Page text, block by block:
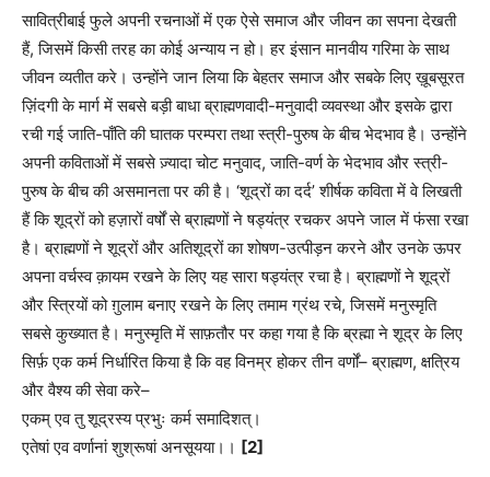
सावित्रीबाई फुले अपनी रचनाओं में एक ऐसे समाज और जीवन का सपना देखती
हैं, जिसमें किसी तरह का कोई अन्याय न हो। हर इंसान मानवीय गरिमा के साथ
जीवन व्यतीत करे। उन्होंने जान लिया कि बेहतर समाज और सबके लिए ख़ूबसूरत
ज़िंदगी के मार्ग में सबसे बड़ी बाधा ब्राह्मणवादी-मनुवादी व्यवस्था और इसके द्वारा
रची गई जाति-पाँति की घातक परम्परा तथा स्त्री-पुरुष के बीच भेदभाव है। उन्होंने
अपनी कविताओं में सबसे ज़्यादा चोट मनुवाद, जाति-वर्ण के भेदभाव और स्त्री-
पुरुष के बीच की असमानता पर की है। ‘शूद्रों का दर्द’ शीर्षक कविता में वे लिखती
हैं कि शूद्रों को हज़ारों वर्षों से ब्राह्मणों ने षड्यंत्र रचकर अपने जाल में फंसा रखा
है। ब्राह्मणों ने शूद्रों और अतिशूद्रों का शोषण-उत्पीड़न करने और उनके ऊपर
अपना वर्चस्व क़ायम रखने के लिए यह सारा षड्यंत्र रचा है। ब्राह्मणों ने शूद्रों
और स्त्रियों को ग़ुलाम बनाए रखने के लिए तमाम ग्रंथ रचे, जिसमें मनुस्मृति
सबसे कुख्यात है। मनुस्मृति में साफ़तौर पर कहा गया है कि ब्रह्मा ने शूद्र के लिए
सिर्फ़ एक कर्म निर्धारित किया है कि वह विनम्र होकर तीन वर्णों– ब्राह्मण, क्षत्रिय
और वैश्य की सेवा करे–
एकम् एव तु शूद्रस्य प्रभुः कर्म समादिशत्।
एतेषां एव वर्णानां शुश्रूषां अनसूयया।। [2]